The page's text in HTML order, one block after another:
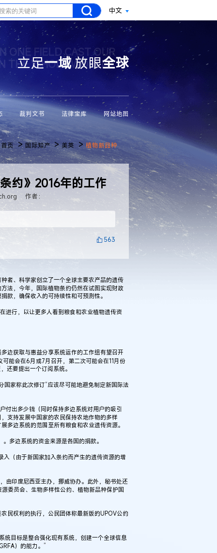
中文
ONE FIELD CAST OUR
THE WHOLE WORLD
立足一域放眼全球
裁判文书 法律宝库 网站地图
首页 >国际知产 >美英 > 植物新品种
约》2016年的工作
作者：
563
、科学家创立了一个全球主要农产品的遗传
法，今年，国际植物条约仍然在试图实现财政
款，确保收入的可持续性和可预测性。
行，以让更多人看到粮食和农业植物遗传资
获取与惠益分享系统运作的工作组有望召开
能会在6月或7月召开，第二次可能会在11月份
还要提出一个订阅系统。
家称此次修订“应该尽可能地避免制定新国际法
出多少钱（同时保持多边系统对用户的吸引
支持发展中国家的农民保持农地作物的多样
多边系统的范围至所有粮食和农业遗传资源。
多边系统的资金来源是各国的捐款。
（由于新国家加入条约而产生的遗传资源的增
印度尼西亚主办，挪威协办。此外，秘书处还
委员会、生物多样性公约、植物新品种保护国
权利的执行，公民团体称最新版的UPOV公约
目标是整合强化现有系统，创建一个全球信息
）的能力。”